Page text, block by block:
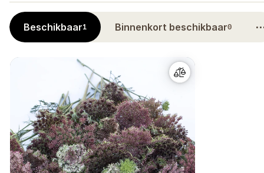
Beschikbaar1 Binnenkort beschikbaar0